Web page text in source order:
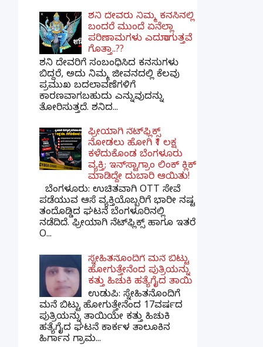
ಶನಿ ದೇವರು ನಿಮ್ಮ ಕನಸಿನಲ್ಲಿ
ಬಂದರೆ ಮುಂದೆ ಏನೆಲ್ಲಾ
ಪರಿಣಾಮಗಳು ಎದುರಾಗುತ್ತವೆ
ಗೊತ್ತಾ..??
ಶನಿ ದೇವರಿಗೆ ಸಂಬಂಧಿಸಿದ ಕನಸುಗಳು
ಬಿದ್ದರೆ, ಅದು ನಿಮ್ಮ ಜೀವನದಲ್ಲಿ ಕೆಲವು
ಪ್ರಮುಖ ಬದಲಾವಣೆಗಳಿಗೆ
ಕಾರಣವಾಗಬಹುದು ಎನ್ನುವುದನ್ನು
ತೋರಿಸುತ್ತದೆ. ಶನಿದ...
ಫ್ರೀಯಾಗಿ ನೆಟ್‌ಫ್ಲಿಕ್ಸ್
ನೋಡಲು ಹೋಗಿ ₹1 ಲಕ್ಷ
ಕಳೆದುಕೊಂಡ ಬೆಂಗಳೂರು
ವ್ಯಕ್ತಿ; ಇನ್‌ಸ್ಟಾಗ್ರಾಂ ಲಿಂಕ್ ಕ್ಲಿಕ್
ಮಾಡಿದ್ದೇ ದುಬಾರಿ ಆಯಿತು!
ಬೆಂಗಳೂರು: ಉಚಿತವಾಗಿ OTT ಸೇವೆ
ಪಡೆಯುವ ಆಸೆ ವ್ಯಕ್ತಿಯೊಬ್ಬರಿಗೆ ಭಾರೀ ನಷ್ಟ
ತಂದೊಡ್ಡಿದ ಘಟನೆ ಬೆಂಗಳೂರಿನಲ್ಲಿ
ನಡೆದಿದೆ. ಫ್ರೀಯಾಗಿ ನೆಟ್‌ಫ್ಲಿಕ್ಸ್ ಹಾಗೂ ಇತರೆ
O...
ಸ್ನೇಹಿತನೊಂದಿಗೆ ಮನೆ ಬಿಟ್ಟು
ಹೋಗುತ್ತೇನೆಂದ ಪುತ್ರಿಯನ್ನು
ಕತ್ತು ಹಿಚುಕಿ ಹತ್ಯೆಗೈದ ತಾಯಿ
ಉಡುಪಿ: ಸ್ನೇಹಿತನೊಂದಿಗೆ
ಮನೆ ಬಿಟ್ಟು ಹೋಗುತ್ತೇನೆಂದ 17ವರ್ಷದ
ಪುತ್ರಿಯನ್ನು ತಾಯಿಯೇ ಕತ್ತು ಹಿಚುಕಿ
ಹತ್ಯೆಗೈದ ಘಟನೆ ಕಾರ್ಕಳ ತಾಲೂಕಿನ
ಹಿರ್ಗಾನ ಗ್ರಾಮ...